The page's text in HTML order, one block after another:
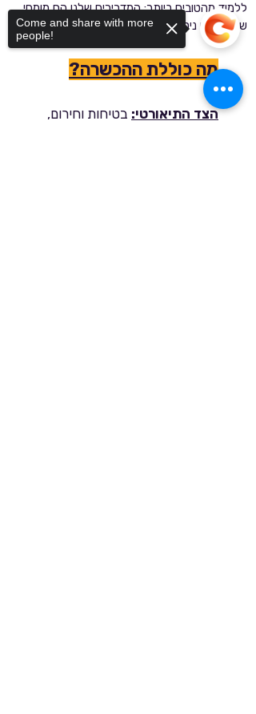
ללמוד מהטובים ביותר: המדריכים שלנו הם מומחי
שטח בעלי ניסיון רב בהדרכה והפעלת עגורנים.
מה כוללת ההכשרה?
הצד התיאורטי: בטיחות וחירום,
Come and share with more
people!